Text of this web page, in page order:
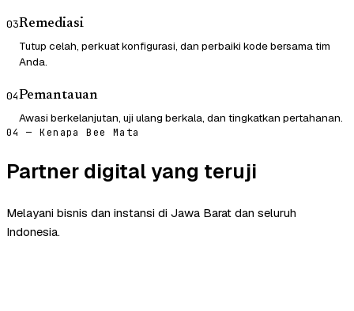
03Remediasi
Tutup celah, perkuat konfigurasi, dan perbaiki kode bersama tim
Anda.
04Pemantauan
Awasi berkelanjutan, uji ulang berkala, dan tingkatkan pertahanan.
04 — Kenapa Bee Mata
Partner digital yang teruji
Melayani bisnis dan instansi di Jawa Barat dan seluruh
Indonesia.